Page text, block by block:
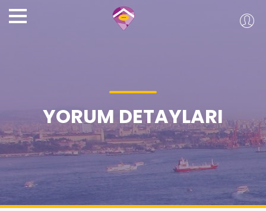
YORUM DETAYLARI